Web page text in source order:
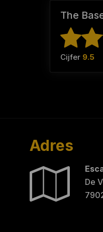
The
Cijfer 9.5
Adres
De